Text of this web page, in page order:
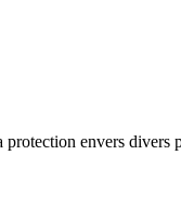
envers divers